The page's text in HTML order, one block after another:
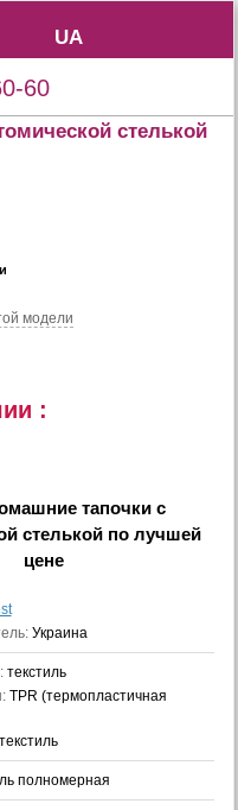
UA
UA
60
стелькой
модели
:
тапочки с
стелькой по лучшей
цене
Украина
текстиль
TPR (термопластичная
текстиль
полномерная